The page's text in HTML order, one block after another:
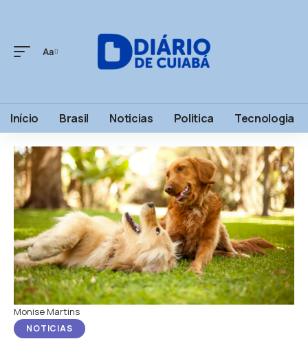
Aa
Início Brasil Noticias Politica Tecnologia
NOTICIAS
Monise Martins